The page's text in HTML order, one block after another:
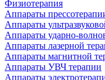
Физиотерапия
Аппараты
Аппараты
Аппараты ударно-
Аппараты лазерной
Аппараты магнитной
Аппараты УВЧ терапии
Аппараты